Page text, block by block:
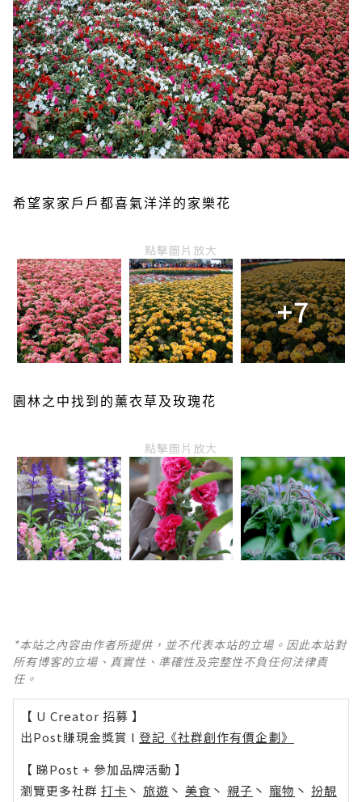
希望家家戶戶都喜氣洋洋的家樂花
點擊圖片放大
+7
園林之中找到的薰衣草及玫瑰花
點擊圖片放大
*本站之內容由作者所提供，並不代表本站的立場。因此本站對
所有博客的立場、真實性、準確性及完整性不負任何法律責
任。
【 U Creator 招募 】
出Post賺現金獎賞 l 登記《社群創作有價企劃》
【 睇Post + 參加品牌活動 】
瀏覽更多社群 打卡 丶 旅遊 丶 美食 丶 親子 丶 寵物 丶 扮靚